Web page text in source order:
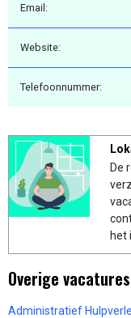
Email:
Website:
Telefoonnummer:
De
het
Overige
Administratief